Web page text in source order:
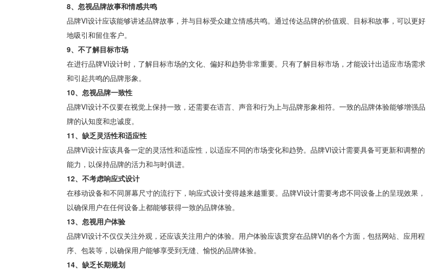
8、忽视品牌故事和情感共鸣
品牌VI设计应该能够讲述品牌故事，并与目标受众建立情感共鸣。通过传达品牌的价值观、目标和故事，可以更好
地吸引和留住客户。
9、不了解目标市场
在进行品牌VI设计时，了解目标市场的文化、偏好和趋势非常重要。只有了解目标市场，才能设计出适应市场需求
和引起共鸣的品牌形象。
10、忽视品牌一致性
品牌VI设计不仅要在视觉上保持一致，还需要在语言、声音和行为上与品牌形象相符。一致的品牌体验能够增强品
牌的认知度和忠诚度。
11、缺乏灵活性和适应性
品牌VI设计应该具备一定的灵活性和适应性，以适应不同的市场变化和趋势。品牌VI设计需要具备可更新和调整的
能力，以保持品牌的活力和与时俱进。
12、不考虑响应式设计
在移动设备和不同屏幕尺寸的流行下，响应式设计变得越来越重要。品牌VI设计需要考虑不同设备上的呈现效果，
以确保用户在任何设备上都能够获得一致的品牌体验。
13、忽视用户体验
品牌VI设计不仅仅关注外观，还应该关注用户的体验。用户体验应该贯穿在品牌VI的各个方面，包括网站、应用程
序、包装等，以确保用户能够享受到无缝、愉悦的品牌体验。
14、缺乏长期规划